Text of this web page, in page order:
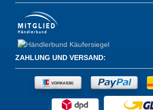
ZAHLUNG UND VERSAND: